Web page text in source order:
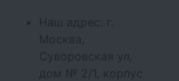
Наш адрес: г.
Москва,
Суворовская ул,
дом № 2/1, корпус